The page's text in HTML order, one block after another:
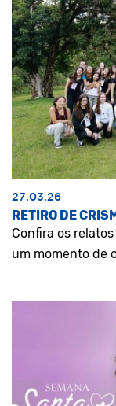
27.03.26
RETIRO DE
Confira os
um momento de